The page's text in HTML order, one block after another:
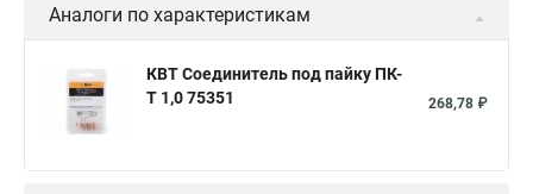
Аналоги по характеристикам
КВТ Соединитель под пайку ПК-
Т 1,0 75351
268,78 ₽